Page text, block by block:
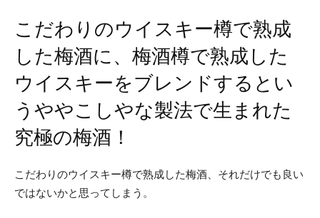
こだわりのウイスキー樽で熟成
した梅酒に、梅酒樽で熟成した
ウイスキーをブレンドするとい
うややこしやな製法で生まれた
究極の梅酒！
こだわりのウイスキー樽で熟成した梅酒、それだけでも良い
ではないかと思ってしまう。